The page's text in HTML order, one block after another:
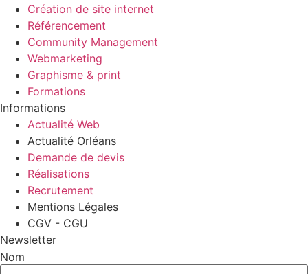
Création de site internet
Référencement
Community Management
Webmarketing
Graphisme & print
Formations
Informations
Actualité Web
Actualité Orléans
Demande de devis
Réalisations
Recrutement
Mentions Légales
CGV - CGU
Newsletter
Nom